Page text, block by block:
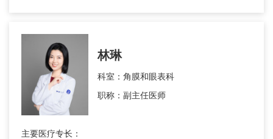
林琳
科室：角膜和眼表科
职称：副主任医师
主要医疗专长：